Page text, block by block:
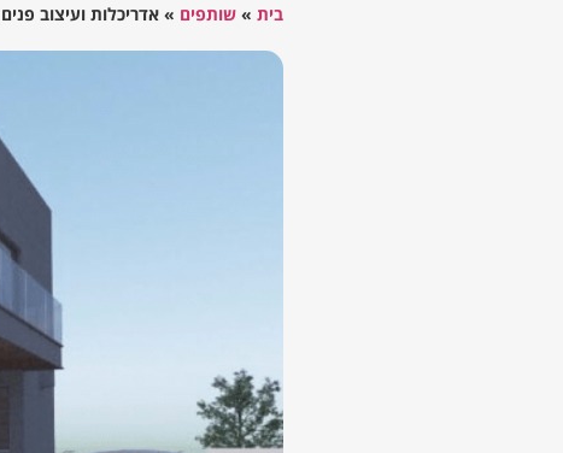
בית » שותפים » אדריכלות ועיצוב